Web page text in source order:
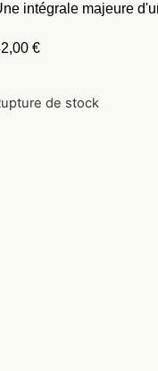
intégrale majeure
€
de stock